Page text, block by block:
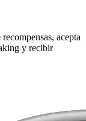
acepta
y recibir